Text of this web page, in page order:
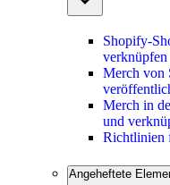
Shopify-
verknüpfen
Merch von
Merch in
und
Richtlinien
Angeheftete